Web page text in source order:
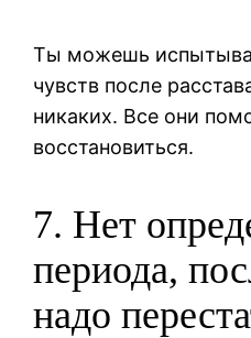
Ты можешь
чувств после
никаких. Все они
восстановиться.
7. Нет
периода,
надо